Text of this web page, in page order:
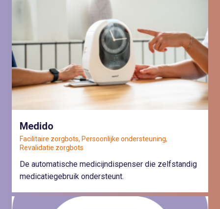
Medido
Facilitaire zorgbots, Persoonlijke ondersteuning,
Revalidatie zorgbots
De automatische medicijndispenser die zelfstandig
medicatiegebruik ondersteunt.